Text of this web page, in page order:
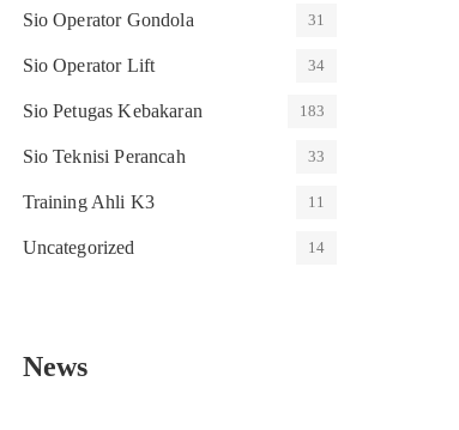
Sio Operator Gondola 31
Sio Operator Lift 34
Sio Petugas Kebakaran 183
Sio Teknisi Perancah 33
Training Ahli K3 11
Uncategorized 14
News